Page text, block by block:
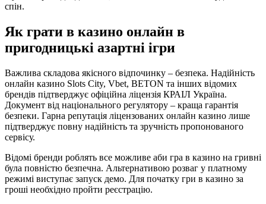
спін.
Як грати в казино онлайн в
пригодницькі азартні ігри
Важлива складова якісного відпочинку – безпека. Надійність
онлайн казино Slots City, Vbet, BETON та інших відомих
брендів підтверджує офіційна ліцензія КРАІЛ Україна.
Документ від національного регулятору – краща гарантія
безпеки. Гарна репутація ліцензованих онлайн казино лише
підтверджує повну надійність та зручність пропонованого
сервісу.
Відомі бренди роблять все можливе аби гра в казино на гривні
була повністю безпечна. Альтернативою розваг у платному
режимі виступає запуск демо. Для початку гри в казино за
гроші необхідно пройти реєстрацію.